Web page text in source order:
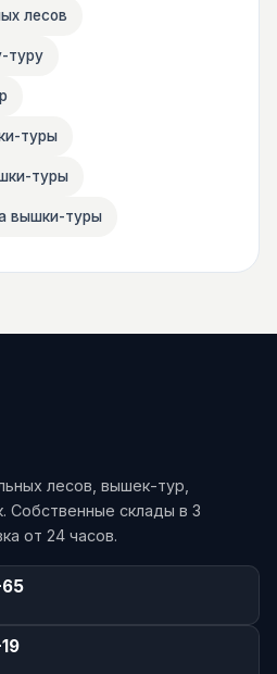
лесов
туру
туры
туры
вышки-туры
лесов, вышек-тур,
Собственные склады в 3
от 24 часов.